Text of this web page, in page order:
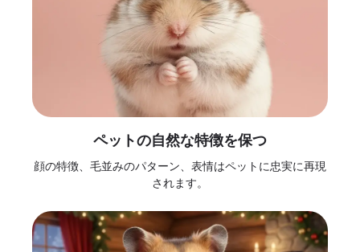
ペットの自然な特徴を保つ
顔の特徴、毛並みのパターン、表情はペットに忠実に再現
されます。